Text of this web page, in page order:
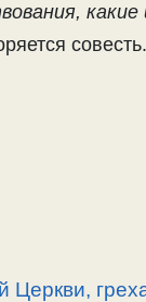
какие
совесть.
Церкви,